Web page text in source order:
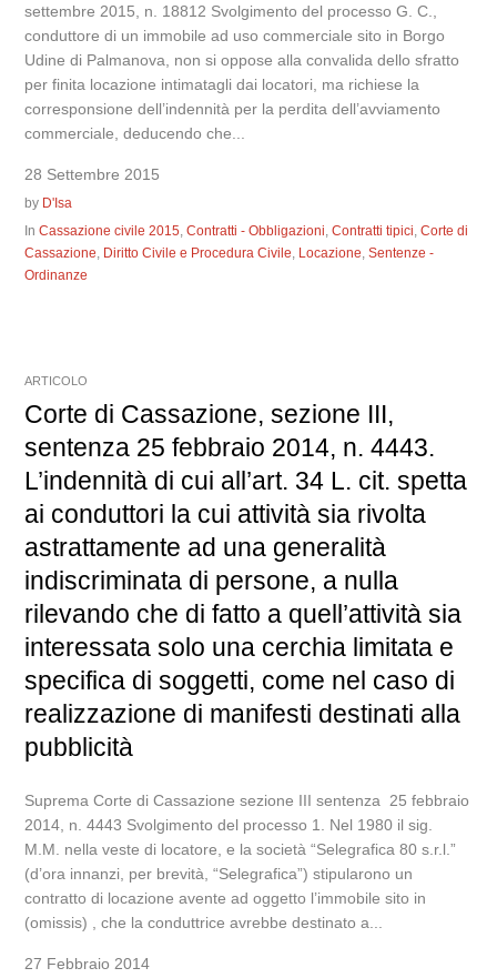
settembre 2015, n. 18812 Svolgimento del processo G. C.,
conduttore di un immobile ad uso commerciale sito in Borgo
Udine di Palmanova, non si oppose alla convalida dello sfratto
per finita locazione intimatagli dai locatori, ma richiese la
corresponsione dell’indennità per la perdita dell’avviamento
commerciale, deducendo che...
28 Settembre 2015
by D'Isa
InCassazione civile 2015,Contratti - Obbligazioni,Contratti tipici,Corte di
Cassazione, Diritto Civile e Procedura Civile, Locazione,Sentenze -
Ordinanze
ARTICOLO
Corte di Cassazione, sezione III,
sentenza 25 febbraio 2014, n. 4443.
L’indennità di cui all’art. 34 L. cit. spetta
ai conduttori la cui attività sia rivolta
astrattamente ad una generalità
indiscriminata di persone, a nulla
rilevando che di fatto a quell’attività sia
interessata solo una cerchia limitata e
specifica di soggetti, come nel caso di
realizzazione di manifesti destinati alla
pubblicità
Suprema Corte di Cassazione sezione III sentenza 25 febbraio
2014, n. 4443 Svolgimento del processo 1. Nel 1980 il sig.
M.M. nella veste di locatore, e la società “Selegrafica 80 s.r.l.”
(d’ora innanzi, per brevità, “Selegrafica”) stipularono un
contratto di locazione avente ad oggetto l’immobile sito in
(omissis) , che la conduttrice avrebbe destinato a...
27 Febbraio 2014